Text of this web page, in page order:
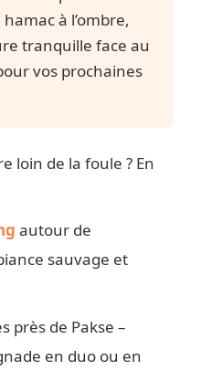
à l’ombre,
tranquille face au
vos prochaines
loin de la foule ? En
autour de
sauvage et
près de Pakse –
en duo ou en